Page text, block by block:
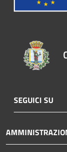
SEGUICI SU